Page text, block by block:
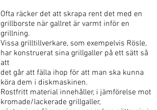
Ofta räcker det att skrapa rent det med en
grillborste när gallret är varmt inför en
grillning.
Vissa grilltillverkare, som exempelvis Rösle,
har konstruerat sina grillgaller på ett sätt så
att
det går att fälla ihop för att man ska kunna
köra dem i diskmaskinen.
Rostfritt material innehåller, i jämförelse mot
kromade/lackerade grillgaller,